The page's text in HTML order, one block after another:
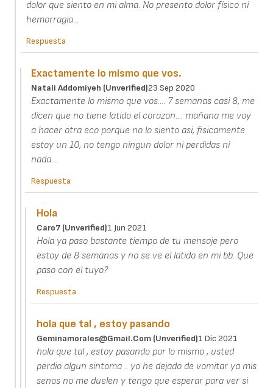
dolor que siento en mi alma. No presento dolor físico ni
hemorragia...
Respuesta
Exactamente lo mismo que vos.
Natali Addomiyeh (unverified)23 Sep 2020
Exactamente lo mismo que vos.... 7 semanas casi 8, me
dicen que no tiene latido el corazon.... mañana me voy
a hacer otra eco porque no lo siento asi, fisicamente
estoy un 10, no tengo ningun dolor ni perdidas ni
nada....
Respuesta
Hola
Caro7 (unverified)1 Jun 2021
Hola ya paso bastante tiempo de tu mensaje pero
estoy de 8 semanas y no se ve el latido en mi bb. Que
paso con el tuyo?
Respuesta
hola que tal , estoy pasando
Geminamorales@gmail.com (unverified)1 Dic 2021
hola que tal , estoy pasando por lo mismo , usted
perdio algun sintoma .. yo he dejado de vomitar ya mis
senos no me duelen y tengo que esperar para ver si